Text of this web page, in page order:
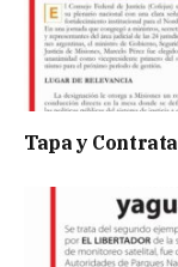
Tapa y